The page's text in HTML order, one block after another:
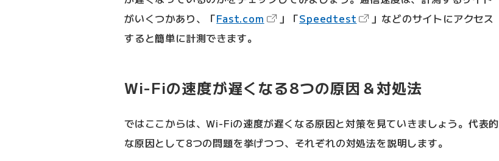
がいくつかあり、「Fast.com （新しいタブで開きます）
」「Speedtest （新しいタブで開きます）
」などのサイトにアクセス
すると簡単に計測できます。
Wi-Fiの速度が遅くなる8つの原因＆対処法
ではここからは、Wi-Fiの速度が遅くなる原因と対策を見ていきましょう。代表的
な原因として8つの問題を挙げつつ、それぞれの対処法を説明します。